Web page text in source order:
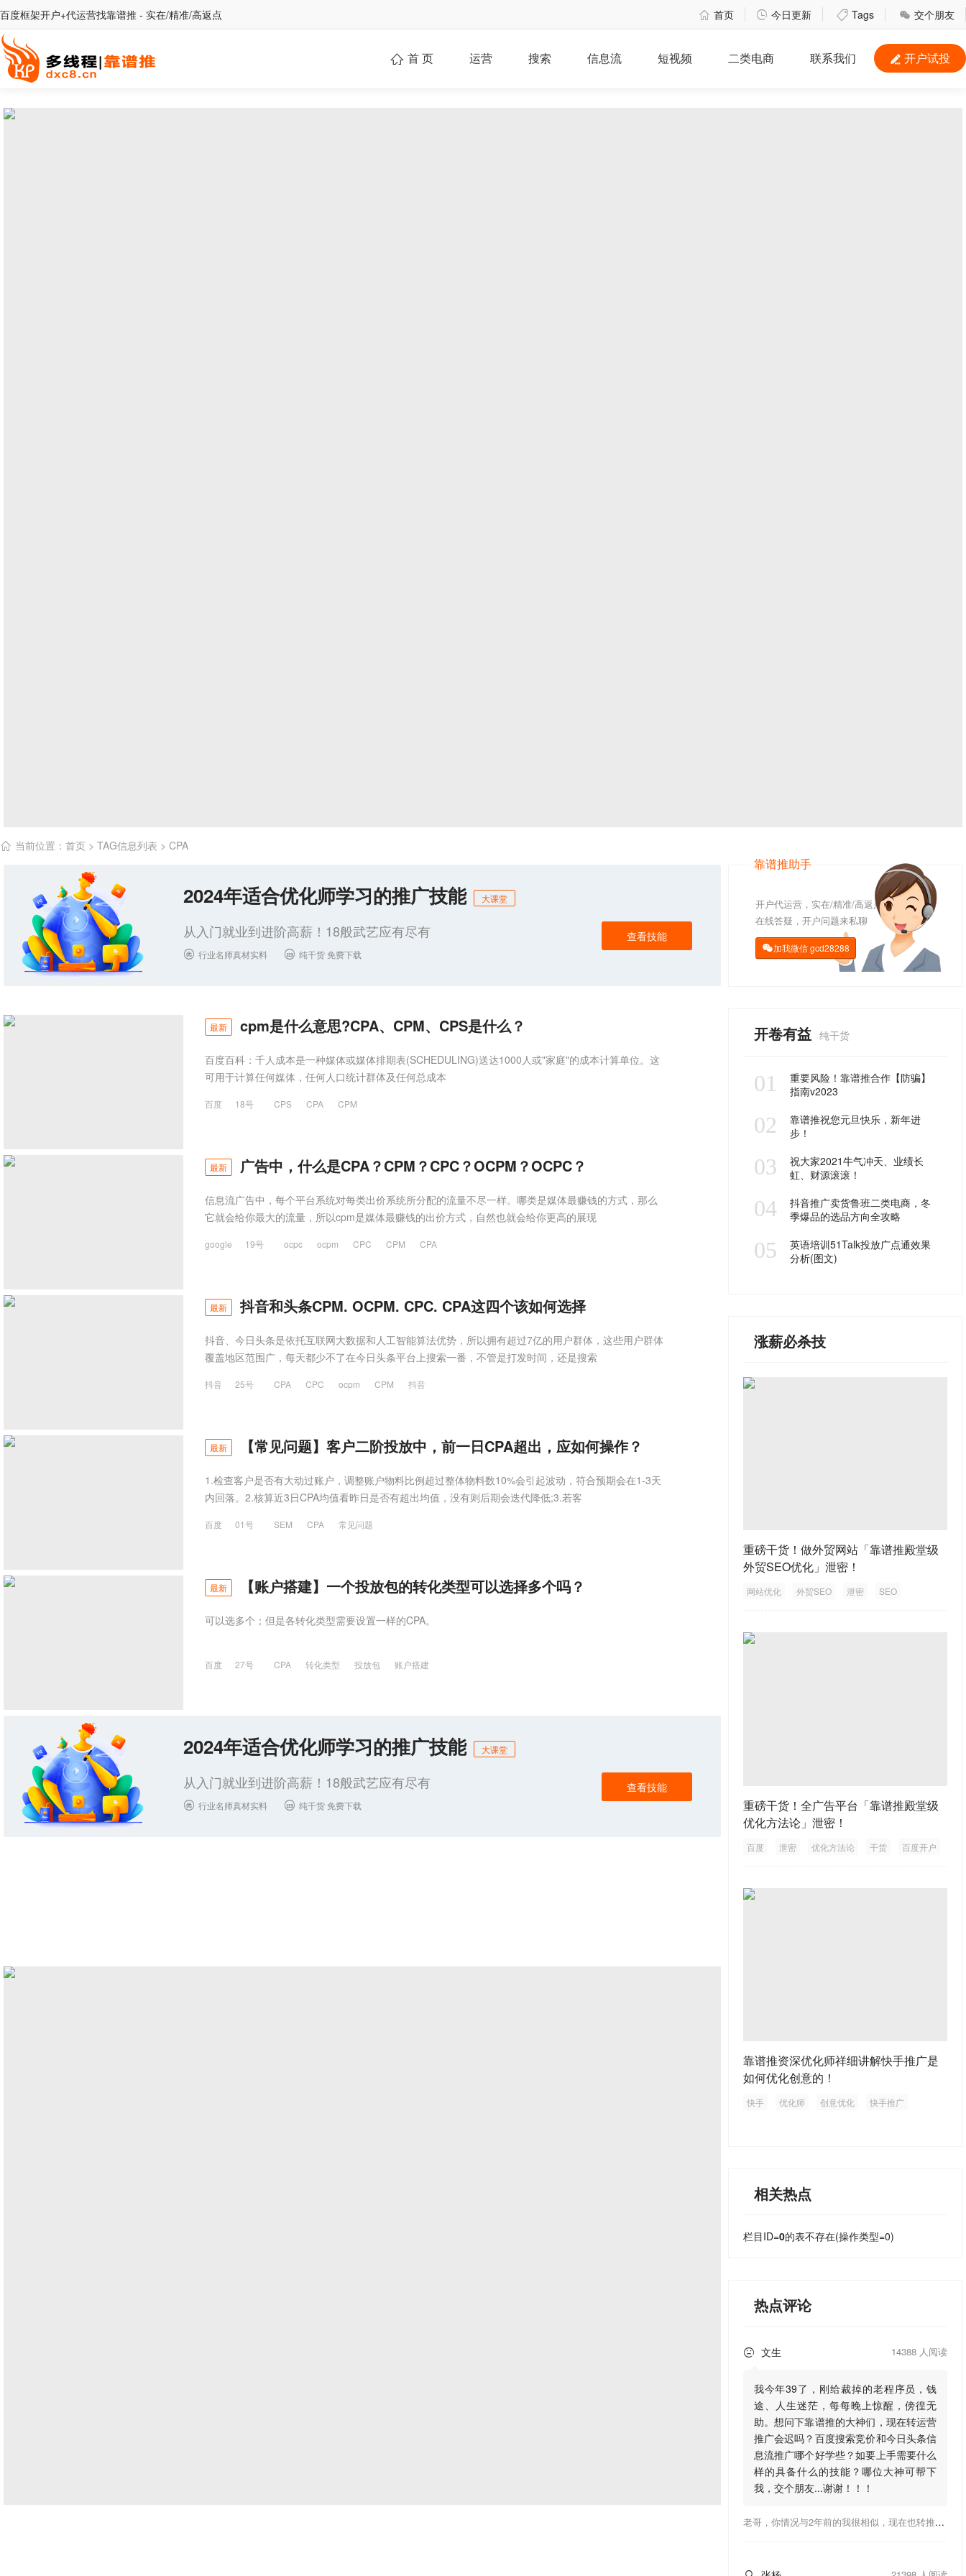
百度框架开户+代运营找靠谱推 - 实在/精准/高返点  首页  今日更新  Tags  交个朋友
 开户试投
 首 页 运营 搜索 信息流 短视频 二类电商 联系我们
 当前位置： 首页 > TAG信息列表 > CPA
2024年适合优化师学习的推广技能 大课堂
从入门就业到进阶高薪！18般武艺应有尽有
 行业名师真材实料  纯干货 免费下载
查看技能
最新 cpm是什么意思?CPA、CPM、CPS是什么？
百度百科：千人成本是一种媒体或媒体排期表(SCHEDULING)送达1000人或"家庭"的成本计算单位。这
可用于计算任何媒体，任何人口统计群体及任何总成本
百度 18号 CPS CPA CPM
最新 广告中，什么是CPA？CPM？CPC？OCPM？OCPC？
信息流广告中，每个平台系统对每类出价系统所分配的流量不尽一样。哪类是媒体最赚钱的方式，那么
它就会给你最大的流量，所以cpm是媒体最赚钱的出价方式，自然也就会给你更高的展现
google 19号 ocpc ocpm CPC CPM CPA
最新 抖音和头条CPM. OCPM. CPC. CPA这四个该如何选择
抖音、今日头条是依托互联网大数据和人工智能算法优势，所以拥有超过7亿的用户群体，这些用户群体
覆盖地区范围广，每天都少不了在今日头条平台上搜索一番，不管是打发时间，还是搜索
抖音 25号 CPA CPC ocpm CPM 抖音
最新 【常见问题】客户二阶投放中，前一日CPA超出，应如何操作？
1.检查客户是否有大动过账户，调整账户物料比例超过整体物料数10%会引起波动，符合预期会在1-3天
内回落。2.核算近3日CPA均值看昨日是否有超出均值，没有则后期会迭代降低;3.若客
百度 01号 SEM CPA 常见问题
最新 【账户搭建】一个投放包的转化类型可以选择多个吗？
可以选多个；但是各转化类型需要设置一样的CPA。
百度 27号 CPA 转化类型 投放包 账户搭建
2024年适合优化师学习的推广技能 大课堂
从入门就业到进阶高薪！18般武艺应有尽有
 行业名师真材实料  纯干货 免费下载
查看技能
靠谱推助手
开户代运营，实在/精准/高返点
在线答疑，开户问题来私聊
加我微信gcd28288
开卷有益 纯干货
01
重要风险！靠谱推合作【防骗】
指南v2023
02
靠谱推祝您元旦快乐，新年进
步！
03
祝大家2021牛气冲天、业绩长
虹、财源滚滚！
04
抖音推广卖货鲁班二类电商，冬
季爆品的选品方向全攻略
05
英语培训51Talk投放广点通效果
分析(图文)
涨薪必杀技
重磅干货！做外贸网站「靠谱推殿堂级
外贸SEO优化」泄密！
网站优化 外贸SEO 泄密
SEO
重磅干货！全广告平台「靠谱推殿堂级
优化方法论」泄密！
百度 泄密 优化方法论 干货 百度开户
靠谱推资深优化师祥细讲解快手推广是
如何优化创意的！
快手 优化师 创意优化 快手推广
相关热点
栏目ID=0的表不存在(操作类型=0)
热点评论
 文生 14388 人阅读
我今年39了，刚给裁掉的老程序员，钱
途、人生迷茫，每每晚上惊醒，傍徨无
助。想问下靠谱推的大神们，现在转运营
推广会迟吗？百度搜索竞价和今日头条信
息流推广哪个好学些？如要上手需要什么
样的具备什么的技能？哪位大神可帮下
我，交个朋友...谢谢！！！
老哥，你情况与2年前的我很相似，现在也转推广，这行有钱景，你有基础上手会比较快，不必担心。至于学竞价还是信息流哪个好，我是信息流广告入手，现在迷上靠谱推关注大神们的营销推广干货。有空你也可多泡下这站，真能学到不少东西；希望可以帮到你！